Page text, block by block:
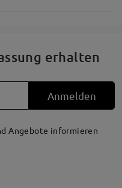
erhalten
Anmelden
Angebote informieren